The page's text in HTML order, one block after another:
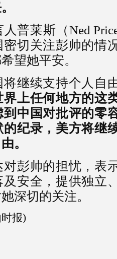
普莱斯（Ned
切关注彭帅的情
望她平安。
继续支持个人自
界上任何地方的这
中国对批评的零
的纪录，美方将继
。
彭帅的担忧，表
安全，提供独立
深切的关注。
报)